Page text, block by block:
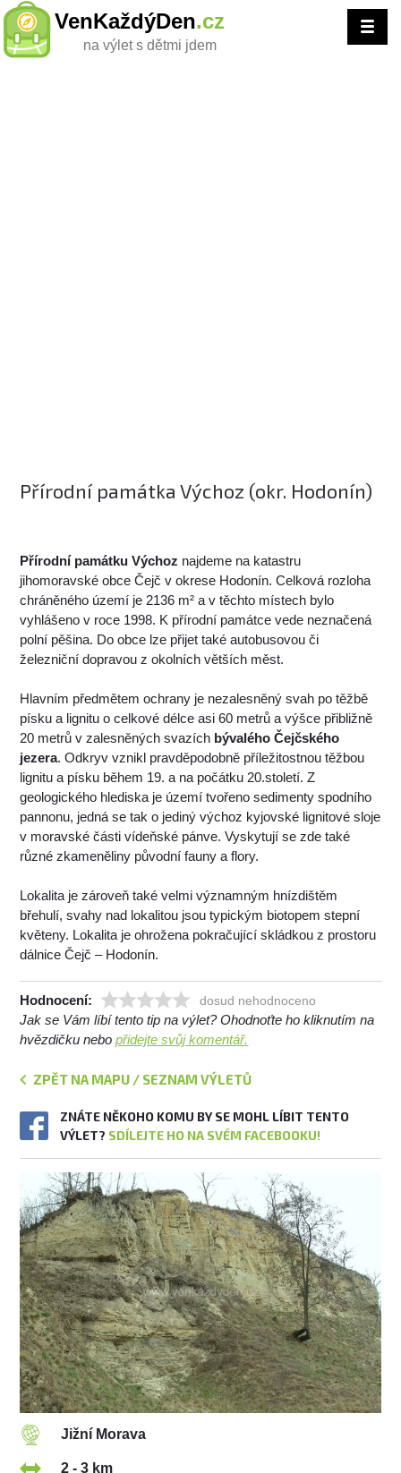
VenKaždýDen.cz
na výlet s dětmi jdem
Přírodní památka Výchoz (okr. Hodonín)
Přírodní památku Výchoz najdeme na katastru
jihomoravské obce Čejč v okrese Hodonín. Celková rozloha
chráněného území je 2136 m² a v těchto místech bylo
vyhlášeno v roce 1998. K přírodní památce vede neznačená
polní pěšina. Do obce lze přijet také autobusovou či
železniční dopravou z okolních větších měst.
Hlavním předmětem ochrany je nezalesněný svah po těžbě
písku a lignitu o celkové délce asi 60 metrů a výšce přibližně
20 metrů v zalesněných svazích bývalého Čejčského
jezera. Odkryv vznikl pravděpodobně příležitostnou těžbou
lignitu a písku během 19. a na počátku 20.století. Z
geologického hlediska je území tvořeno sedimenty spodního
pannonu, jedná se tak o jediný výchoz kyjovské lignitové sloje
v moravské části vídeňské pánve. Vyskytují se zde také
různé zkameněliny původní fauny a flory.
Lokalita je zároveň také velmi významným hnízdištěm
břehulí, svahy nad lokalitou jsou typickým biotopem stepní
květeny. Lokalita je ohrožena pokračující skládkou z prostoru
dálnice Čejč – Hodonín.
Hodnocení: dosud nehodnoceno
Jak se Vám líbí tento tip na výlet? Ohodnoťte ho kliknutím na
hvězdičku nebopřidejte svůj komentář.
ZPĚT NA MAPU / SEZNAM VÝLETŮ
ZNÁTE NĚKOHO KOMU BY SE MOHL LÍBIT TENTO
VÝLET? SDÍLEJTE HO NA SVÉM FACEBOOKU!
Jižní Morava
2 - 3 km